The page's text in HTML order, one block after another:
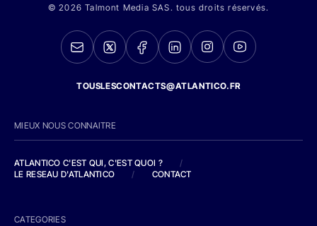
© 2026 Talmont Media SAS. tous droits réservés.
TOUSLESCONTACTS@ATLANTICO.FR
MIEUX NOUS CONNAITRE
ATLANTICO C'EST QUI, C'EST QUOI ?
/
LE RESEAU D'ATLANTICO
/ CONTACT
CATEGORIES